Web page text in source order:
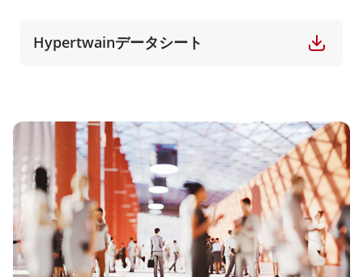
Hypertwainデータシート